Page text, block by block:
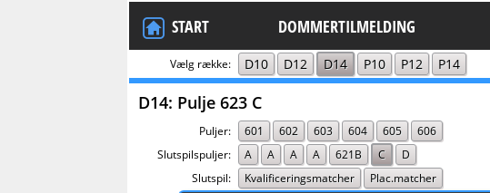
START DOMMERTILMELDING
Vælg række: D10 D12 D14 P10 P12 P14
D14: Pulje 623 C
Puljer: 601 602 603 604 605
606
Slutspilspuljer:
A A A A 621B C
D
Slutspil:
Kvalificeringsmatcher
Plac.matcher